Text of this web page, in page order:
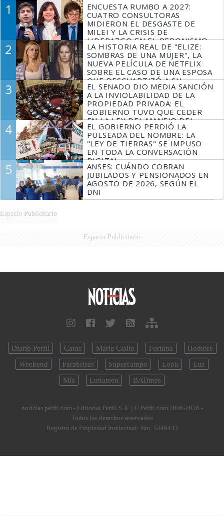
1
ENCUESTA RUMBO A 2027:
CUATRO CONSULTORAS
MIDIERON EL DESGASTE DE
MILEI Y LA CRISIS DE
LIDERAZGO EN EL PERONISMO
2
LA HISTORIA REAL DE "ELIZE:
SOMBRAS DE UNA MUJER", LA
NUEVA PELÍCULA DE NETFLIX
SOBRE EL CASO DE UNA ESPOSA
QUE DESCUARTIZÓ A SU
MARIDO
3
EL SENADO DIO MEDIA SANCIÓN
A LA INVIOLABILIDAD DE LA
PROPIEDAD PRIVADA: EL
GOBIERNO TUVO QUE CEDER
EN LA LEY DEL MANEJO DEL
FUEGO
4
EL GOBIERNO PERDIÓ LA
PULSEADA DEL NOMBRE: LA
"LEY DE TIERRAS" SE IMPUSO
EN TODA LA CONVERSACIÓN
DIGITAL
5
ANSES: CUÁNDO COBRAN
JUBILADOS Y PENSIONADOS EN
AGOSTO DE 2026, SEGÚN EL
DNI
Espacio Publicitario
Espacio Publicitario
Diario Perfil Caras Marie Claire Fortuna
Hombre
Weekend
Parabrisas Supercampo Look
Luz
Mía
Lunateen BATimes
noticias.perfil.com - Editorial Perfil S.A. | © Perfil.com 2006-2026 -
Todos los derechos reservados
Registro de Propiedad Intelectual: Nro. 5346433